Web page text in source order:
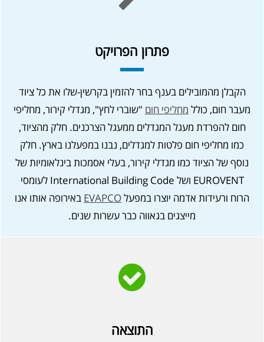
פתרון הפרויקט
הקבלן מהמובילים בענף בחר להזמין בקרשין-שלו את כל ציוד
מעבר חום, כולל מחליפי חום "שוברי לחץ", מגדלי קירור, מחליפי
חום להפרדת מעגל המגדלים ממעגל הצרכנים. חלק מהציוד,
כמו מחליפי חום פלטות למגדלים, נבנו במפעלנו בארץ. חלק
נוסף של הציוד כמו מגדלי קירור, בעלי אסמכות בינלאומיות של
EUROVENT ושל International Building Code לעומסי
הרוח ורעידות אדמה יוצרו במפעלEVAPCO באירופה אותו אנו
מייצגים בגאווה כבר עשרות שנים.
התוצאה